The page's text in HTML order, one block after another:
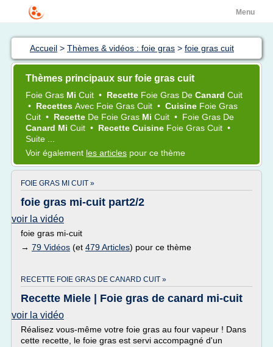
Menu
Accueil > Thèmes & vidéos : foie gras > foie gras cuit
Thèmes principaux sur foie gras cuit
Foie Gras Mi Cuit • Recette Foie Gras De Canard Cuit
• Recettes Avec Foie Gras Cuit • Cuisine Foie Gras
Cuit • Recette De Foie Gras Mi Cuit • Foie Gras De
Canard Mi Cuit • Recette Cuisine Foie Gras Cuit •
Suite ...
Voir également les articles pour ce thème
FOIE GRAS MI CUIT »
foie gras mi-cuit part2/2
voir la vidéo
foie gras mi-cuit
→ 79 Vidéos (et 479 Articles) pour ce thème
RECETTE FOIE GRAS DE CANARD CUIT »
Recette Miele | Foie gras de canard mi-cuit
voir la vidéo
Réalisez vous-même votre foie gras au four vapeur ! Dans
cette recette, le foie gras est servi accompagné d'un